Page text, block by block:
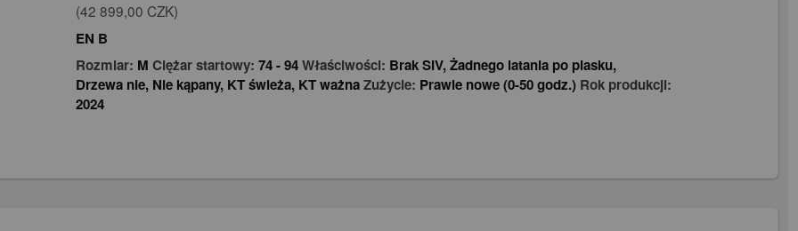
(42 899,00 CZK)
EN B
Rozmiar: M Ciężar startowy: 74-94Właściwości: Brak SIV,Żadnego latania po piasku,
Drzewa nie, Nie kąpany, KT świeża, KT ważnaZużycie: Prawie nowe (0-50 godz.)Rok produkcji:
2024